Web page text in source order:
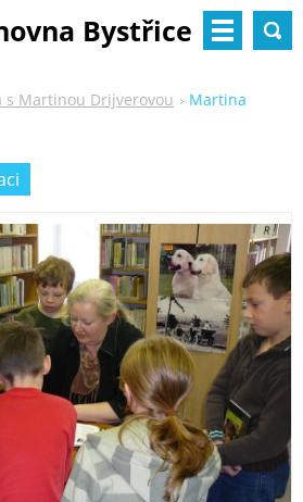
Bystřice
s Martinou Drijverovou
Martina